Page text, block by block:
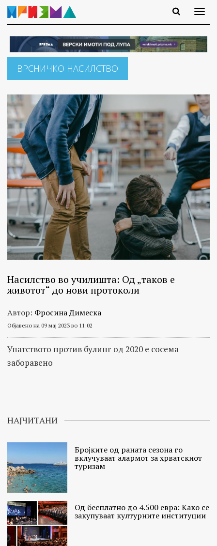
ВРСНИЧКО НАСИЛСТВО
Насилство во училишта: Од „таков е
животот“ до нови протоколи
Автор: Фросина Димеска
Објавено на 09 мај 2023 во 11:02
Упатството против булинг од 2020 е сосема
заборавено
НАЈЧИТАНИ
Бројките од раната сезона го
вклучуваат алармот за хрватскиот
туризам
Од бесплатно до 4.500 евра: Како се
закупуваат културните институции